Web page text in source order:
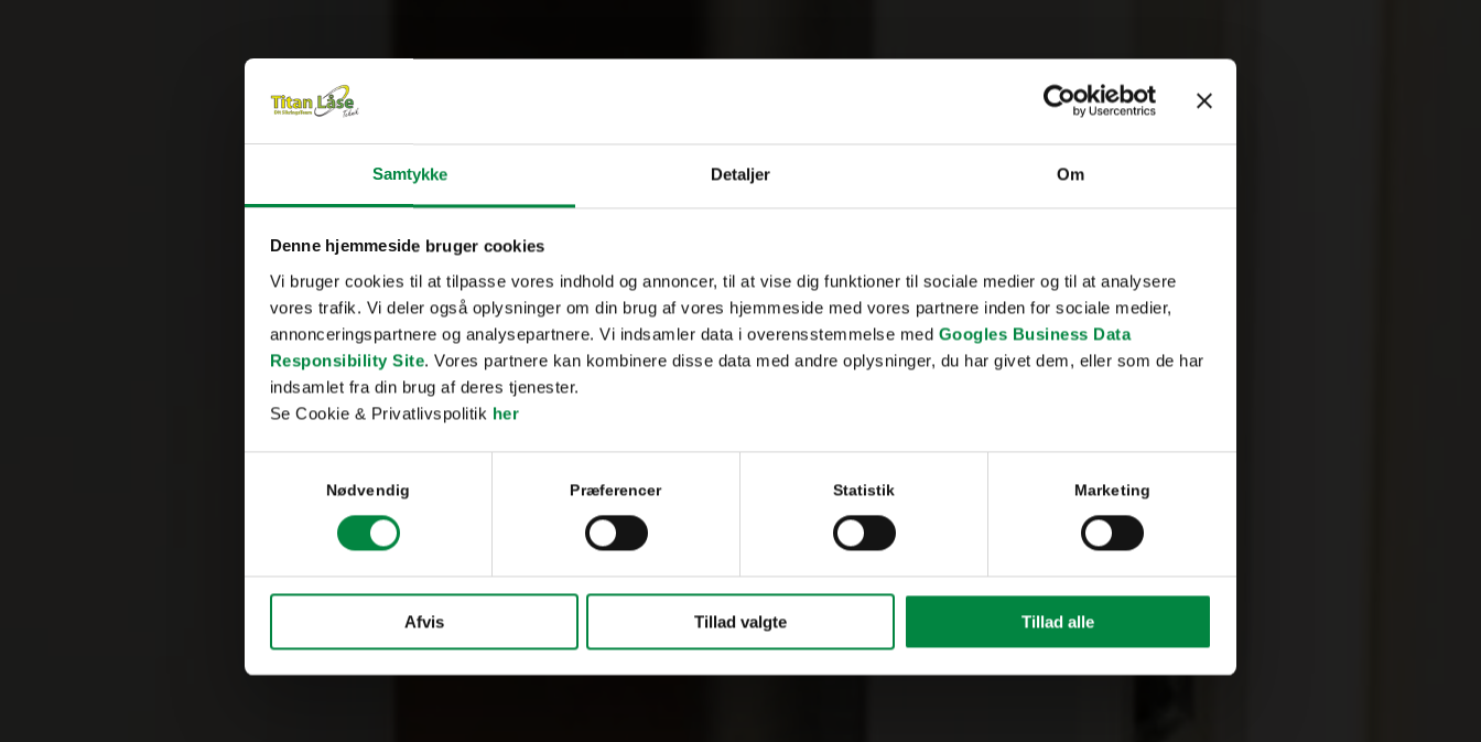
Samtykke Detaljer Om
Denne hjemmeside bruger cookies
Vi bruger cookies til at tilpasse vores indhold og annoncer, til at vise dig funktioner til sociale medier og til at analysere
vores trafik. Vi deler også oplysninger om din brug af vores hjemmeside med vores partnere inden for sociale medier,
annonceringspartnere og analysepartnere. Vi indsamler data i overensstemmelse med Googles Business Data
Responsibility Site. Vores partnere kan kombinere disse data med andre oplysninger, du har givet dem, eller som de har
indsamlet fra din brug af deres tjenester.
Se Cookie & Privatlivspolitik her
Nødvendig Præferencer Statistik Marketing
Afvis Tillad valgte Tillad alle